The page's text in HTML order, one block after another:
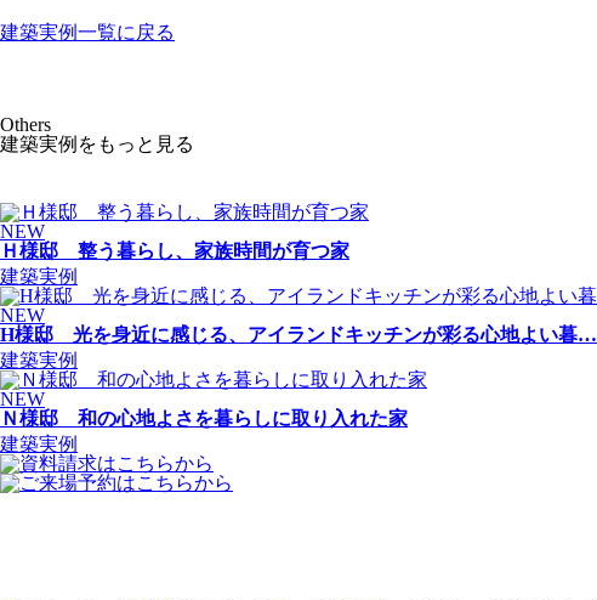
建築実例一覧に戻る
Others
建築実例をもっと見る
NEW
Ｈ様邸 整う暮らし、家族時間が育つ家
建築実例
NEW
H様邸 光を身近に感じる、アイランドキッチンが彩る心地よい暮…
建築実例
NEW
Ｎ様邸 和の心地よさを暮らしに取り入れた家
建築実例